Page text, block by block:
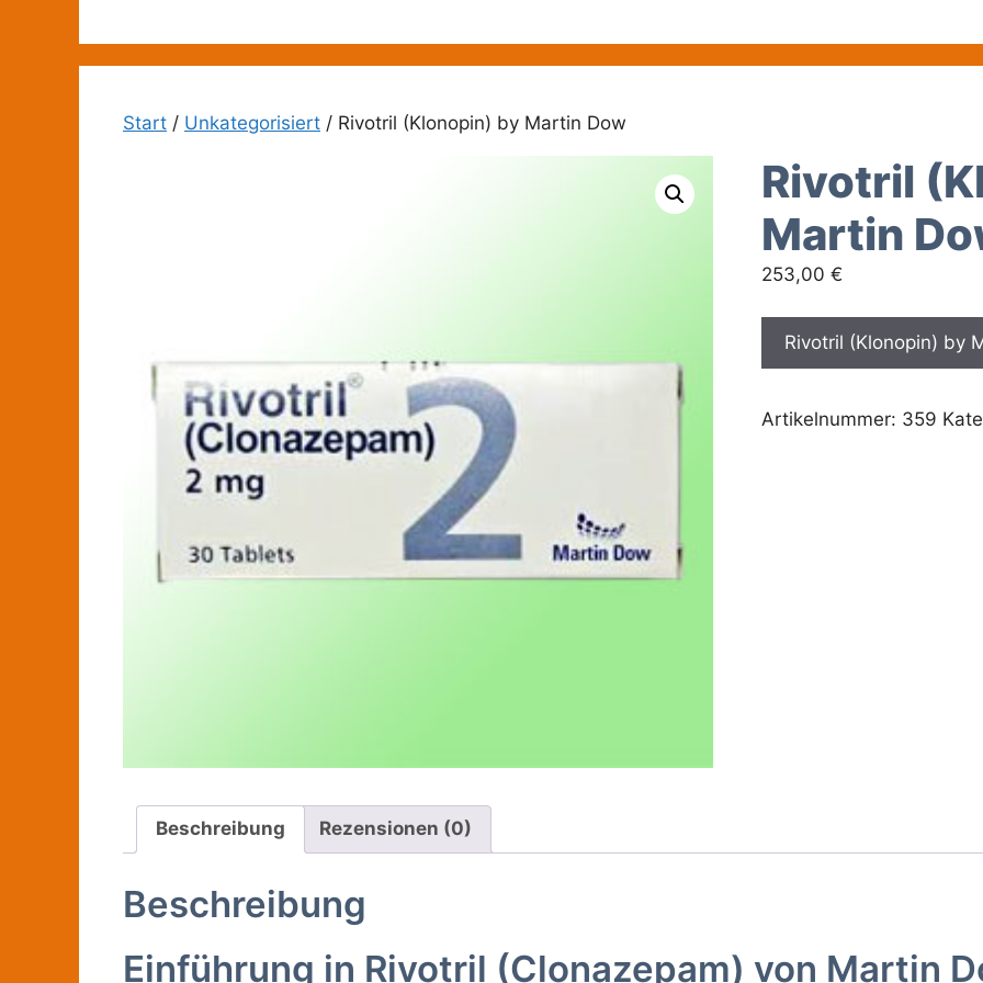
Start / Unkategorisiert / Rivotril (Klonopin) by Martin Dow
Rivotril
Martin
253,00€
Rivotril (Klonopin) by
Artikelnummer: 359
Beschreibung Rezensionen (0)
Beschreibung
Einführung in Rivotril (Clonazepam) von Martin